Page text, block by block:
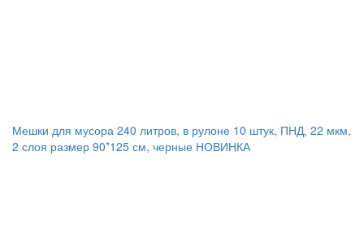
Мешки для мусора 240 литров, в рулоне 10 штук, ПНД, 22 мкм,
2 слоя размер 90*125 см, черные НОВИНКА